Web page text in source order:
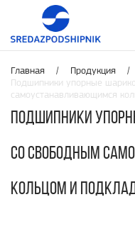
Главная / Продукция
Подшипники упорные
самоустанавливающимся
Подшипники
со свободным
кольцом и